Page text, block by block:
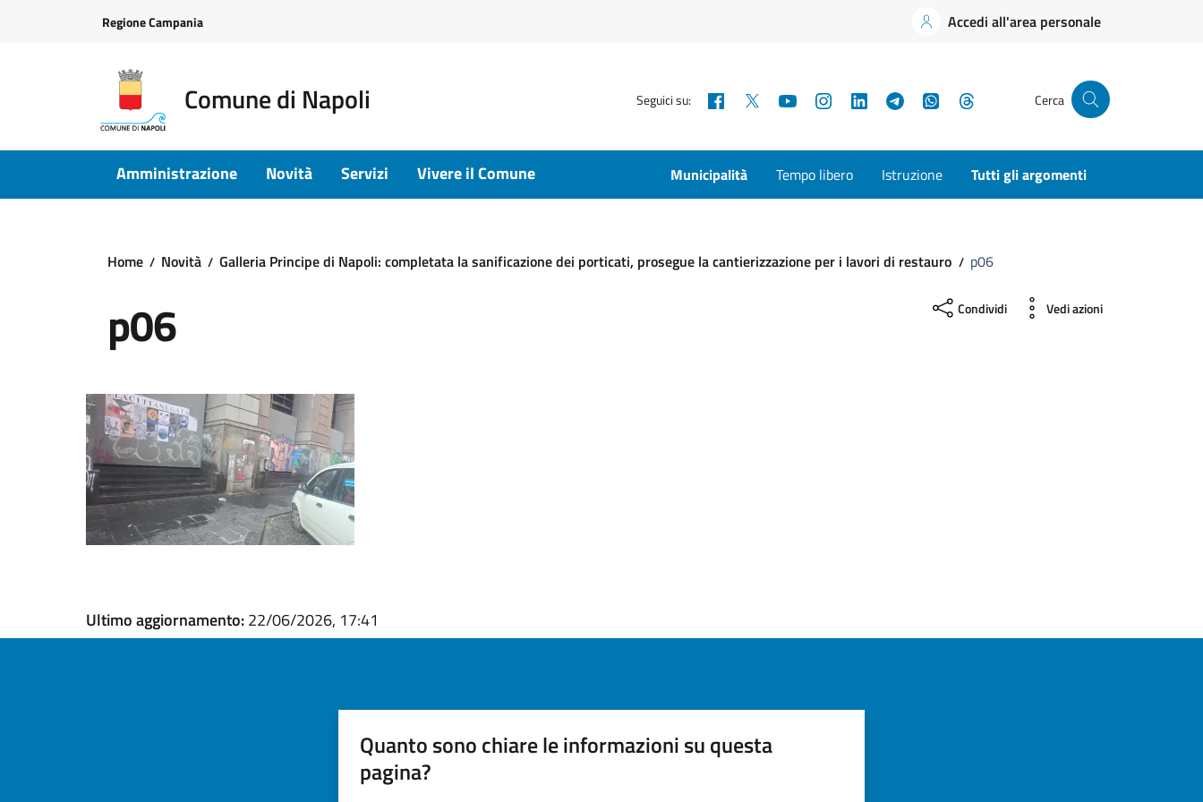
Regione Campania Accedi all'area personale
Comune di Napoli Seguici su: Facebook YouTubeInstagramLinkedInTelegramWhatsApp Cerca
Amministrazione Novità Servizi Vivere il Comune Municipalità Tempo libero Istruzione Tutti gli argomenti
Home Novità Galleria Principe di Napoli: completata la sanificazione dei porticati, prosegue la cantierizzazione per i lavori di restauro p06
p06 Condividi Vedi azioni
Ultimo aggiornamento:22/06/2026, 17:41
Quanto sono chiare le informazioni su questa
pagina?